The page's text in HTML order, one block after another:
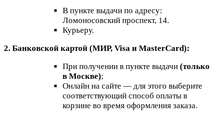
В пункте выдачи по адресу:
Ломоносовский проспект, 14.
Курьеру.
2. Банковской картой (МИР, Visa и MasterCard):
При получении в пункте выдачи (только
в Москве);
Онлайн на сайте — для этого выберите
соответствующий способ оплаты в
корзине во время оформления заказа.